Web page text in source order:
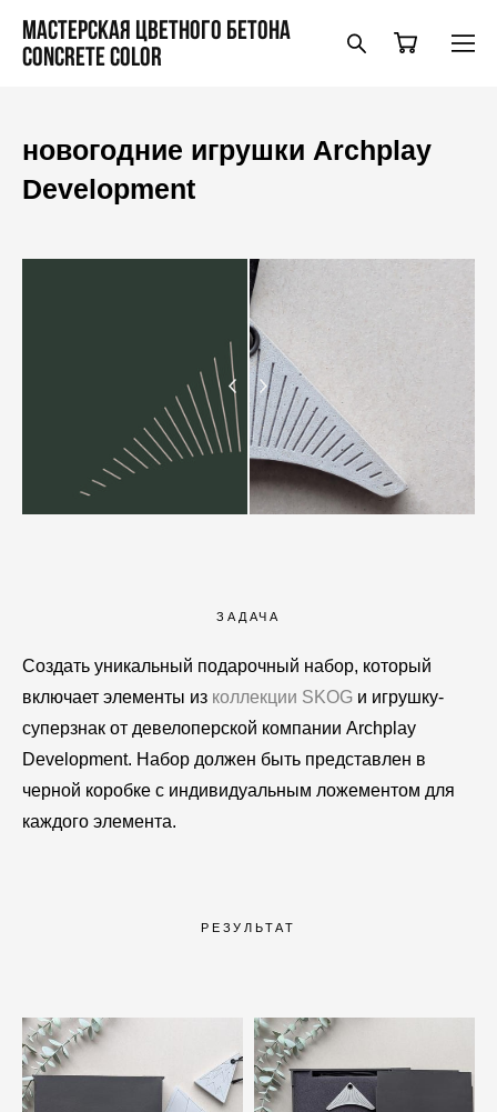
Мастерская цветного бетона
Concrete Color
новогодние игрушки Archplay
Development
ЗАДАЧА
Создать уникальный подарочный набор, который
включает элементы из коллекции SKOG и игрушку-
суперзнак от девелоперской компании Archplay
Development. Набор должен быть представлен в
черной коробке с индивидуальным ложементом для
каждого элемента.
РЕЗУЛЬТАТ